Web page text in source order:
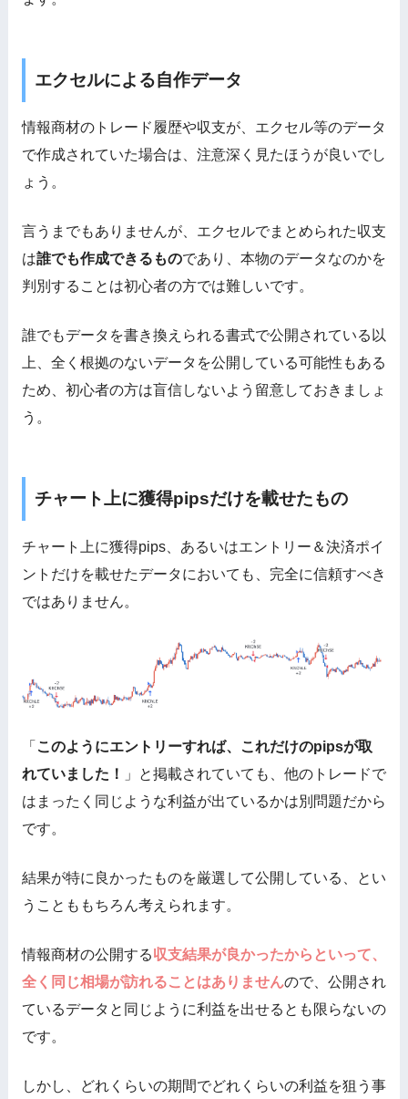
エクセルによる自作データ
情報商材のトレード履歴や収支が、エクセル等のデータ
で作成されていた場合は、 注意深く見たほうが良いでし
ょう 。
言うまでもありませんが、エクセルでまとめられた収支
は誰でも作成できるものであり、本物のデータなのかを
判別することは初心者の方では難しいです。
誰でもデータを書き換えられる書式で公開されている以
上、全く 根拠のないデータを公開している可能性もある
ため、初心者の方は盲信しないよう留意しておきましょ
う。
チャート上に獲得pipsだけを載せたもの
チャート上に獲得pips、あるいはエントリー＆決済ポイ
ントだけを載せたデータにおいても、完全に信頼すべき
ではありません。
「 このようにエントリーすれば、これだけのpipsが取
れていました！
」と掲載されていても
他のトレードで
はまったく同じような利益が出ているかは別問題だから
です。
結果が特に 良かったものを厳選して公開している、とい
うことも もちろん考えられます。
情報商材の公開する収支結果が良かったからといって、
全く同じ相場が訪れることはありませんので、公開され
ているデータ と同じように利益を出せるとも限らないの
です。
しかし、どれくらいの期間でどれくらいの利益を狙う事